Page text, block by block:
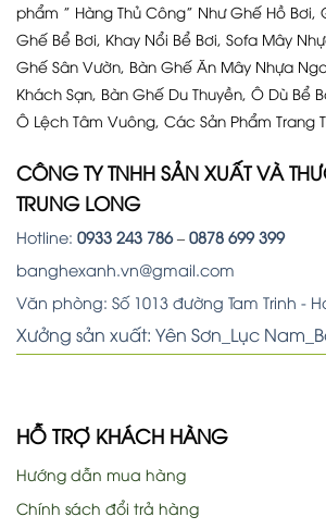
phẩm ” Hàng Thủ Công” Như Ghế Hồ Bơi,
Ghế Bể Bơi, Khay Nổi Bể Bơi, Sofa Mây
Ghế Sân Vườn, Bàn Ghế Ăn Mây Nhựa
Khách Sạn, Bàn Ghế Du Thuyền, Ô Dù Bể
Ô Lệch Tâm Vuông, Các Sản Phẩm Trang
CÔNG TY TNHH SẢN XUẤT VÀ
TRUNG LONG
Hotline: 0933 243 786– 0878 699 399
banghexanh.vn@gmail.com
Văn phòng: Số 1013 đường Tam Trinh -
Xưởng sản xuất: Yên Sơn_Lục
HỖ TRỢ KHÁCH HÀNG
Hướng dẫn mua hàng
Chính sách đổi trả hàng